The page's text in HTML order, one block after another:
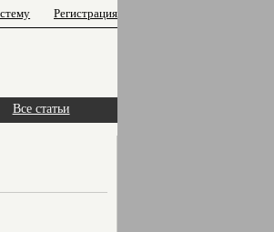
Регистрация
Все статьи